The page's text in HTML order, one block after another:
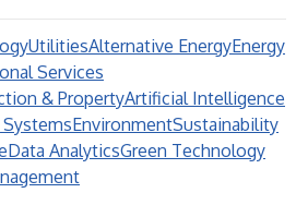
UtilitiesAlternative EnergyEnergy
Services
& PropertyArtificial Intelligence
EnvironmentSustainability
Data AnalyticsGreen Technology